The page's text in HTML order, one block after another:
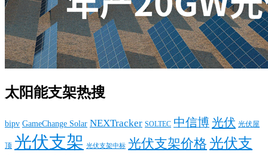
太阳能支架热搜
bipv GameChange Solar NEXTracker SOLTEC 中信博光伏 光伏屋
顶 光伏支架 光伏支架中标 光伏支架价格 光伏支